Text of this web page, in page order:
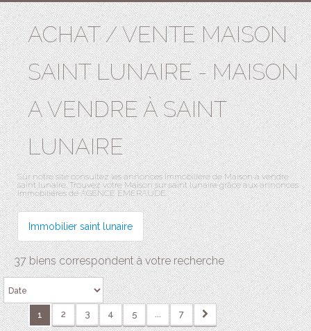
ACHAT / VENTE MAISON
SAINT LUNAIRE - MAISON
A VENDRE À SAINT
LUNAIRE
Sur notre site consultez les annonces immobilière de Maison à vendre
saint lunaire. Trouvez votre Maison sur saint lunaire grâce aux annonces
immobilières de AGENCE EMERAUDE.
Immobilier saint lunaire
37 biens correspondent à votre recherche
1 2 3 4 5 ... 7